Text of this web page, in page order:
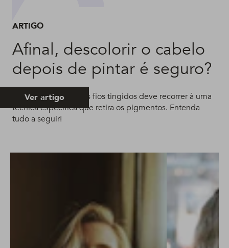
ARTIGO
Afinal, descolorir o cabelo
depois de pintar é seguro?
Quem quer clarear os fios tingidos deve recorrer à uma
técnica específica que retira os pigmentos. Entenda
tudo a seguir!
Ver artigo